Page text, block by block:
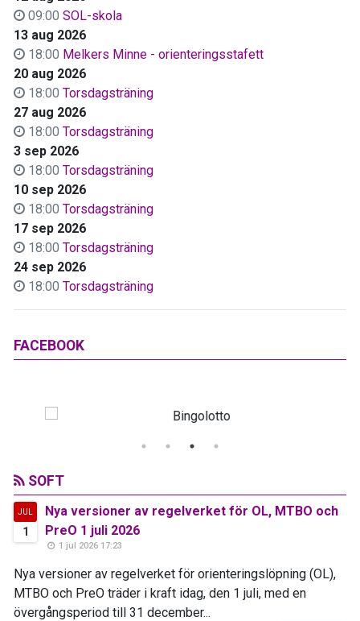
09:00 SOL-skola
13 aug 2026
18:00 Melkers Minne - orienteringsstafett
20 aug 2026
18:00 Torsdagsträning
27 aug 2026
18:00 Torsdagsträning
3 sep 2026
18:00 Torsdagsträning
10 sep 2026
18:00 Torsdagsträning
17 sep 2026
18:00 Torsdagsträning
24 sep 2026
18:00 Torsdagsträning
FACEBOOK
SOFT
JUL
1
Nya versioner av regelverket för OL, MTBO och
PreO 1 juli 2026
1 jul 2026 17:23
Nya versioner av regelverket för orienteringslöpning (OL),
MTBO och PreO träder i kraft idag, den 1 juli, med en
övergångsperiod till 31 december...